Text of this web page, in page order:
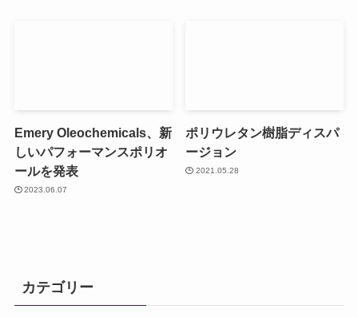
Emery Oleochemicals、新
しいパフォーマンスポリオ
ールを発表
2023.06.07
ポリウレタン樹脂ディスパ
ージョン
2021.05.28
カテゴリー